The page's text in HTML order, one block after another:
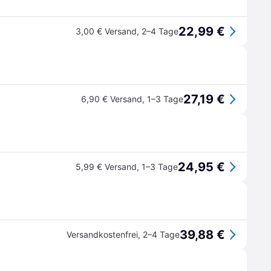
3,00 € Versand, 2–4 Tage22,99 €
6,90 € Versand, 1–3 Tage27,19 €
5,99 € Versand, 1–3 Tage24,95 €
Versandkostenfrei, 2–4 Tage39,88 €